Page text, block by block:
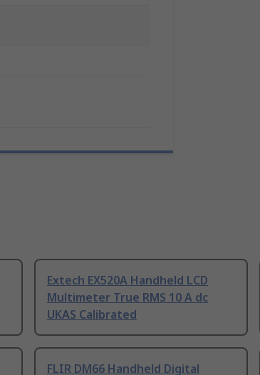
Extech EX520A Handheld LCD
Multimeter True RMS 10 A dc
UKAS Calibrated
FLIR DM66 Handheld Digital